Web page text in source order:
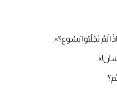
لَمْ تَجْلُبُوا يَسُوع؟».